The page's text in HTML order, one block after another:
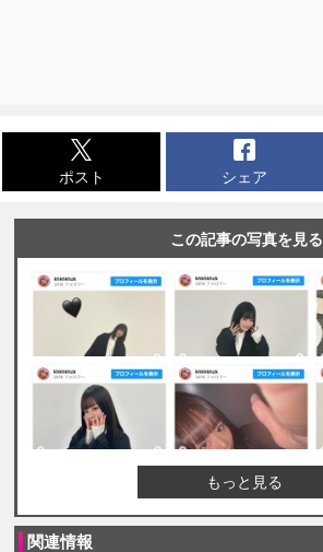
ポスト シェア
この記事の写真を見る
もっと見る
関連情報